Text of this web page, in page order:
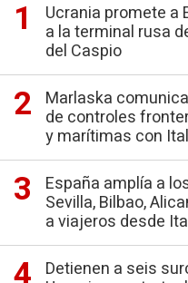
Ucrania promete a
a la terminal rusa
del Caspio
Marlaska
de controles
y marítimas con
España amplía a
Sevilla, Bilbao,
a viajeros desde
Detienen a seis